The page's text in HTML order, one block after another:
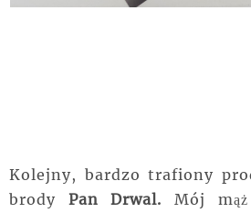
Kolejny, bardzo trafiony
brody Pan Drwal. Mój